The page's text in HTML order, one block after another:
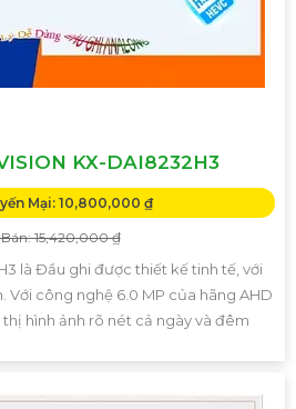
KX-DAI8232H3
Mại: 10,800,000 ₫
15,420,000 ₫
là Đầu ghi được thiết kế tinh tế, với
Với công nghệ 6.0 MP của hãng AHD
thị hình ảnh rõ nét cả ngày và đêm